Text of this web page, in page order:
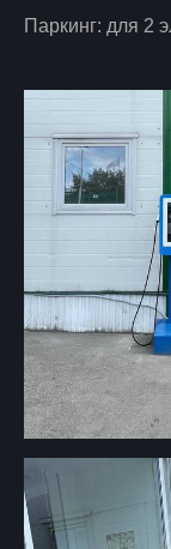
Паркинг: для 2